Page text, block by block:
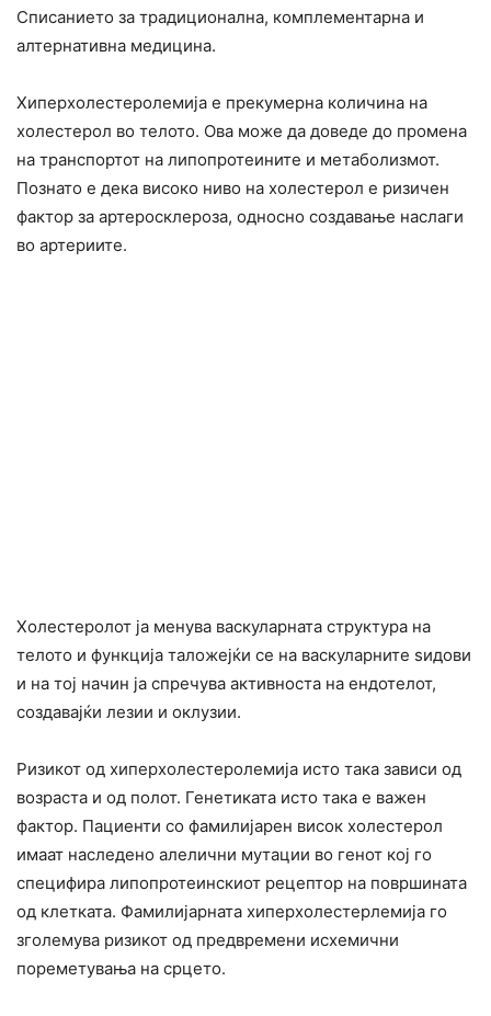
Списанието за традиционална, комплементарна и
алтернативна медицина.
Хиперхолестеролемија е прекумерна количина на
холестерол во телото. Ова може да доведе до промена
на транспортот на липопротеините и метаболизмот.
Познато е дека високо ниво на холестерол е ризичен
фактор за артеросклероза, односно создавање наслаги
во артериите.
Холестеролот ја менува васкуларната структура на
телото и функција таложејќи се на васкуларните ѕидови
и на тој начин ја спречува активноста на ендотелот,
создавајќи лезии и оклузии.
Ризикот од хиперхолестеролемија исто така зависи од
возраста и од полот. Генетиката исто така е важен
фактор. Пациенти со фамилијарен висок холестерол
имаат наследено алелични мутации во генот кој го
специфира липопротеинскиот рецептор на површината
од клетката. Фамилијарната хиперхолестерлемија го
зголемува ризикот од предвремени исхемични
пореметувања на срцето.